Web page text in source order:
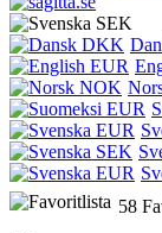
58